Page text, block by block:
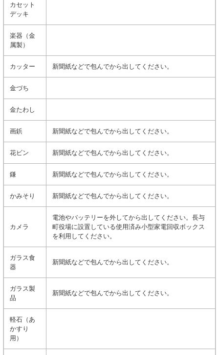
カセット
デッキ
楽器（金
属製）
カッター 新聞紙などで包んでから出してください。
金づち
金たわし
画鋲 新聞紙などで包んでから出してください。
花ビン 新聞紙などで包んでから出してください。
鎌 新聞紙などで包んでから出してください。
かみそり 新聞紙などで包んでから出してください。
カメラ
電池やバッテリーを外してから出してください。長与
町役場に設置している使用済み小型家電回収ボックス
を利用してください。
ガラス食
器
新聞紙などで包んでから出してください。
ガラス製
品
新聞紙などで包んでから出してください。
軽石（あ
かすり
用）